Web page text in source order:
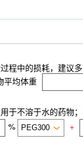
程中的损耗，建议
平均体重
于不溶于水的药物
% +